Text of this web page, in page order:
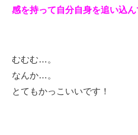
感を持って自分自身を追い込ん
むむむ…。
なんか…。
とてもかっこいいです！